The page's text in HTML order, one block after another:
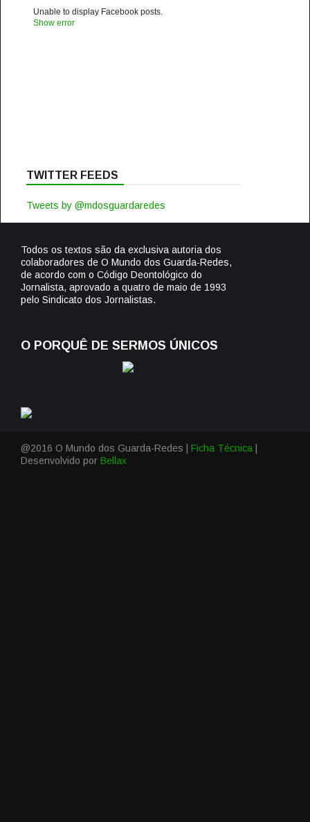
Unable to display Facebook posts.
Show error
TWITTER FEEDS
Tweets by @mdosguardaredes
Todos os textos são da exclusiva autoria dos
colaboradores de O Mundo dos Guarda-Redes,
de acordo com o Código Deontológico do
Jornalista, aprovado a quatro de maio de 1993
pelo Sindicato dos Jornalistas.
O PORQUÊ DE SERMOS ÚNICOS
@2016 O Mundo dos Guarda-Redes | Ficha Técnica
Desenvolvido por Bellax